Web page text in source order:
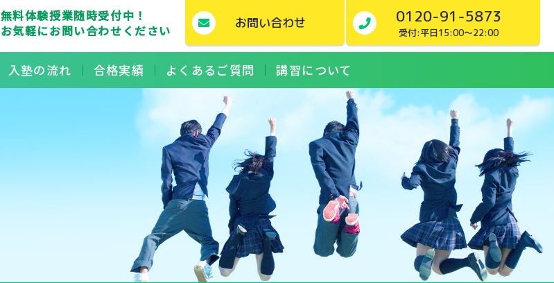
入塾の流れ 合格実績 よくあるご質問 講習について
無料体験授業随時受付中！
お気軽にお問い合わせください
お問い合わせ 0120-91-5873
受付:平日15:00～22:00